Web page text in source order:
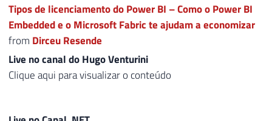
Tipos de licenciamento do Power BI – Como o Power BI
Embedded e o Microsoft Fabric te ajudam a economizar
from Dirceu Resende
Live no canal do Hugo Venturini
Clique aqui para visualizar o conteúdo